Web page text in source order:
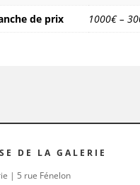
de prix
1000€ –
DE LA GALERIE
| 5 rue Fénelon